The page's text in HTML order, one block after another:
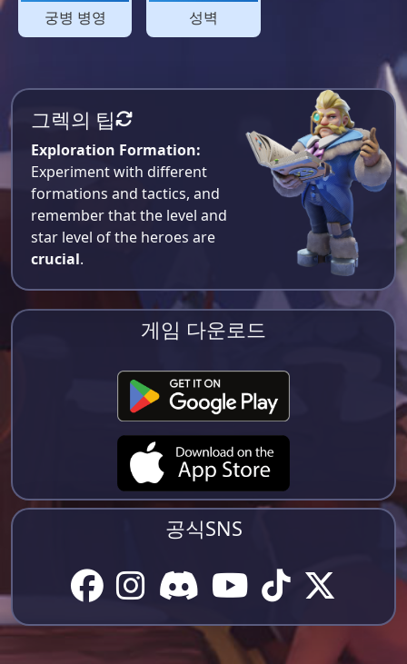
궁병 병영 성벽
그렉의 팁
Exploration Formation:
Experiment with different
formations and tactics, and
remember that the level and
star level of the heroes are
crucial.
게임 다운로드
공식SNS